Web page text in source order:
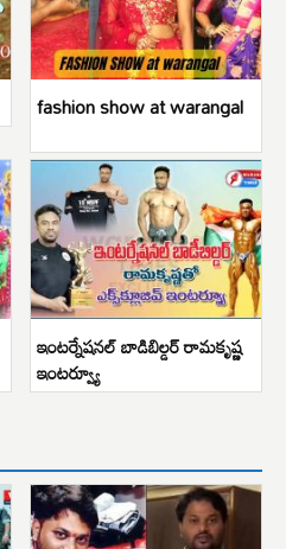
fashion show at warangal
ఇంటర్నేషనల్ బాడిబిల్డర్ రామకృష్ణ
ఇంటర్వ్యూ